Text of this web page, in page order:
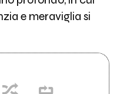
e meraviglia si